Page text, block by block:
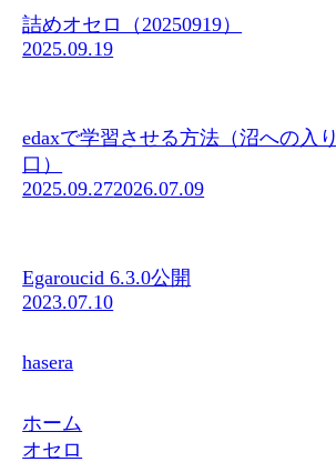
詰めオセロ（20250919）
2025.09.19
edaxで学習させる方法（沼への入り
口）
2025.09.272026.07.09
Egaroucid 6.3.0公開
2023.07.10
hasera
ホーム
オセロ